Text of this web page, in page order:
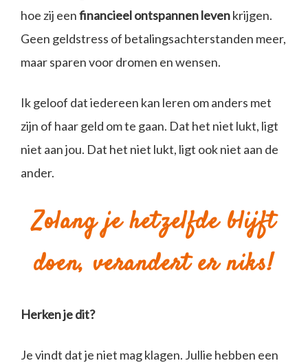
hoe zij eenfinancieel ontspannen levenkrijgen.
Geen geldstress of betalingsachterstanden meer,
maar sparen voor dromen en wensen.
Ik geloof dat iedereen kan leren om anders met
zijn of haar geld om te gaan. Dat het niet lukt, ligt
niet aan jou. Dat het niet lukt, ligt ook niet aan de
ander.
Zolang je hetzelfde blijft
doen, verandert er niks!
Herken je dit?
Je vindt dat je niet mag klagen. Jullie hebben een